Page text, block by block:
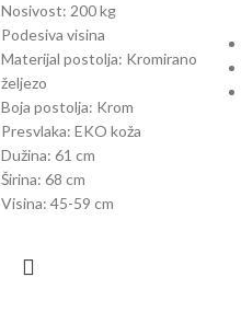
Nosivost: 200 kg
Podesiva visina
Materijal postolja: Kromirano
željezo
Boja postolja: Krom
Presvlaka: EKO koža
Dužina: 61 cm
Širina: 68 cm
Visina: 45-59 cm